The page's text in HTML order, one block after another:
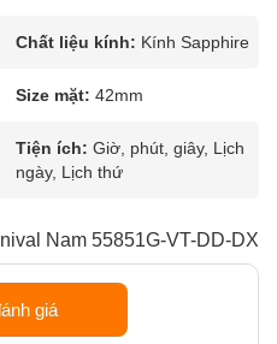
Chất liệu kính: Kính Sapphire
Size mặt: 42mm
Tiện ích: Giờ, phút, giây, Lịch
ngày, Lịch thứ
Nam 55851G-VT-DD-DX
giá